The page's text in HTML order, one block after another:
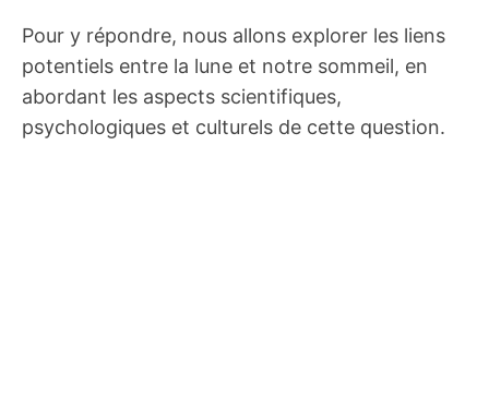
Pour y répondre, nous allons explorer les liens
potentiels entre la lune et notre sommeil, en
abordant les aspects scientifiques,
psychologiques et culturels de cette question.